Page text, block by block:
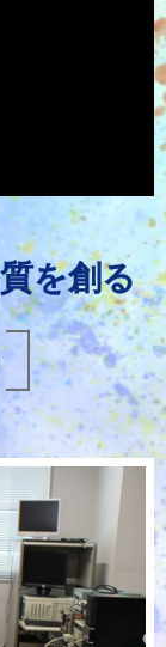
を創る